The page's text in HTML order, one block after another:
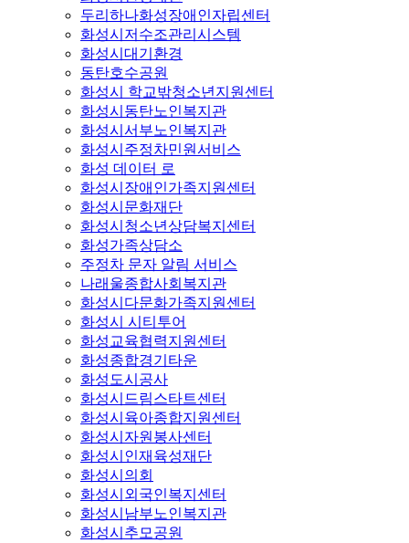
두리하나화성장애인자립센터
화성시저수조관리시스템
화성시대기환경
동탄호수공원
화성시 학교밖청소년지원센터
화성시동탄노인복지관
화성시서부노인복지관
화성시주정차민원서비스
화성 데이터 로
화성시장애인가족지원센터
화성시문화재단
화성시청소년상담복지센터
화성가족상담소
주정차 문자 알림 서비스
나래울종합사회복지관
화성시다문화가족지원센터
화성시 시티투어
화성교육협력지원센터
화성종합경기타운
화성도시공사
화성시드림스타트센터
화성시육아종합지원센터
화성시자원봉사센터
화성시인재육성재단
화성시의회
화성시외국인복지센터
화성시남부노인복지관
화성시추모공원